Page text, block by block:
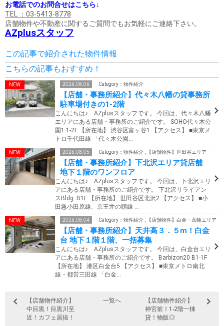
お電話でのお問合せはこちら↓
TEL ：03-5413-8778
店舗物件や不動産に関するご質問でもお気軽にご連絡下さい。
AZplusスタッフ
この記事で紹介された物件情報
こちらの記事もおすすめ！
2026.08.06 Category：物件紹介
【店舗・事務所紹介】代々木八幡の貸事務所
駐車場付きの1-2階
こんにちは♪ AZplusスタッフです。 今回は、代々木八幡
エリアにある店舗・事務所のご紹介です。 SOHO代々木公
園1 1-2F 【所在地】 渋谷区富ヶ谷1 【アクセス】 ■東京メ
トロ千代田線 「代々木公園…
2026.08.05 Category：物件紹介 , 【店舗物件】世田谷エリア
【店舗・事務所紹介】下北沢エリア貸店舗
地下１階のワンフロア
こんにちは♪ AZplusスタッフです。 今回は、下北沢エリ
アにある店舗・事務所のご紹介です。 下北沢リライアン
スBldg. B1F 【所在地】 世田谷区北沢2 【アクセス】 ■小
田急小田原線、京王井の頭線 …
2026.08.04 Category：物件紹介 , 【店舗物件】白金・高輪エリア
【店舗・事務所紹介】天井高３．５m！白金
台 地下１階１階、一括募集
こんにちは♪ AZplusスタッフです。 今回は、白金台エリ
アにある店舗・事務所のご紹介です。 Barbizon20 B1-1F
【所在地】 港区白金台5 【アクセス】 ■東京メトロ南北
線・都営三田線 「白金…
【店舗物件紹介】
中目黒！目黒川至
近！カフェ居抜！
一覧へ
【店舗物件紹介】
神宮前！1-2階一棟
貸！物販◎